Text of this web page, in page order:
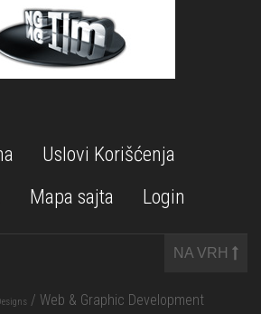
Uslovi Korišćenja
Mapa sajta Login
NA VRH
/ Web & Graphic Development